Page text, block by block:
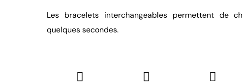
Les bracelets interchangeables permettent de
quelques secondes.